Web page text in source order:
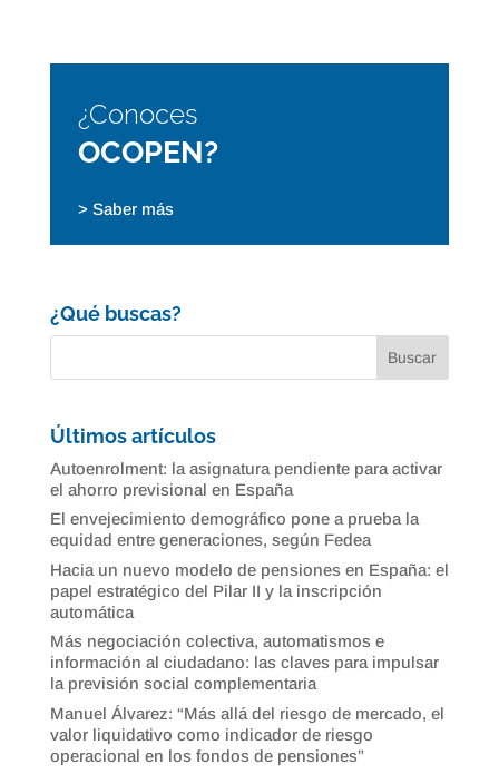
¿Conoces
OCOPEN?
> Saber más
¿Qué buscas?
Últimos artículos
Autoenrolment: la asignatura pendiente para activar
el ahorro previsional en España
El envejecimiento demográfico pone a prueba la
equidad entre generaciones, según Fedea
Hacia un nuevo modelo de pensiones en España: el
papel estratégico del Pilar II y la inscripción
automática
Más negociación colectiva, automatismos e
información al ciudadano: las claves para impulsar
la previsión social complementaria
Manuel Álvarez: “Más allá del riesgo de mercado, el
valor liquidativo como indicador de riesgo
operacional en los fondos de pensiones”